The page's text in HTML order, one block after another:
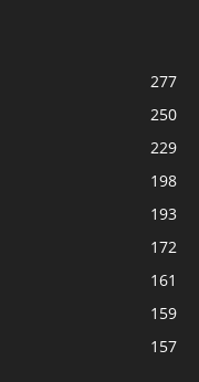
277
250
229
198
193
172
161
159
157